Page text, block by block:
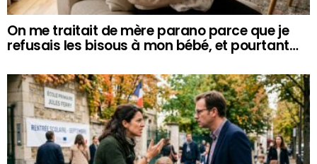
On me traitait de mère parano parce que je
refusais les bisous à mon bébé, et pourtant…